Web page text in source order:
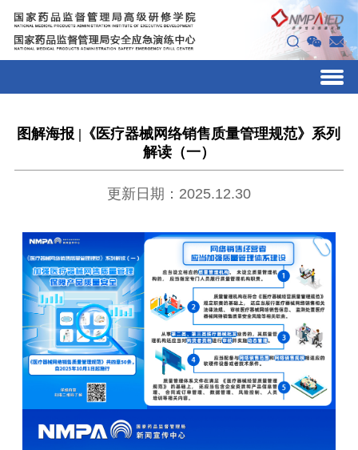
图解海报 |《医疗器械网络销售质量管理规范》系列
解读（一）
更新日期：2025.12.30